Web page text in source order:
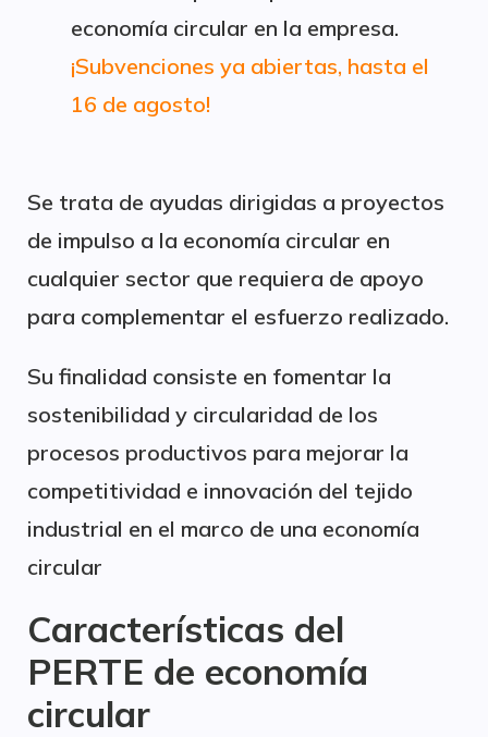
economía circular en la empresa.
¡Subvenciones ya abiertas, hasta el
16 de agosto!
Se trata de ayudas dirigidas a proyectos
de impulso a la economía circular en
cualquier sector que requiera de apoyo
para complementar el esfuerzo realizado.
Su finalidad consiste en fomentar la
sostenibilidad y circularidad de los
procesos productivos para mejorar la
competitividad e innovación del tejido
industrial en el marco de una economía
circular
Características del
PERTE de economía
circular